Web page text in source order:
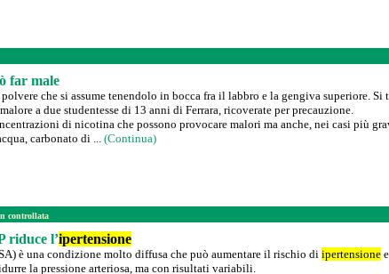
far male
che si assume tenendolo in bocca fra il labbro e la gengiva superiore.
a due studentesse di 13 anni di Ferrara, ricoverate per precauzione.
di nicotina che possono provocare malori ma anche, nei casi più
carbonato di ... (Continua)
controllata
riduce l’ipertensione
è una condizione molto diffusa che può aumentare il rischio di ipertensione
la pressione arteriosa, ma con risultati variabili.